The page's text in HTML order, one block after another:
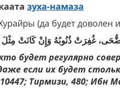
зуха-намаза
غُفِرَتْ ذُنُوبُهُ وَإِنْ كَانَتْ مِثْلَ
будет регулярно
если их будет
Тирмизи, 480; Ибн